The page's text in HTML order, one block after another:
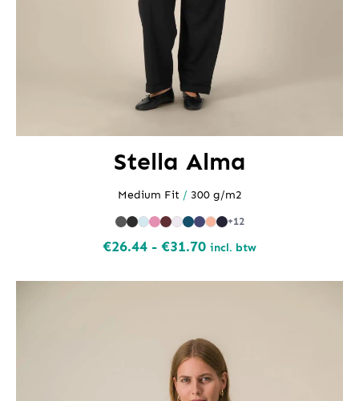
Stella Alma
Medium Fit / 300 g/m2
+12
€26.44 - €31.70Prijsklasse:
incl. btw